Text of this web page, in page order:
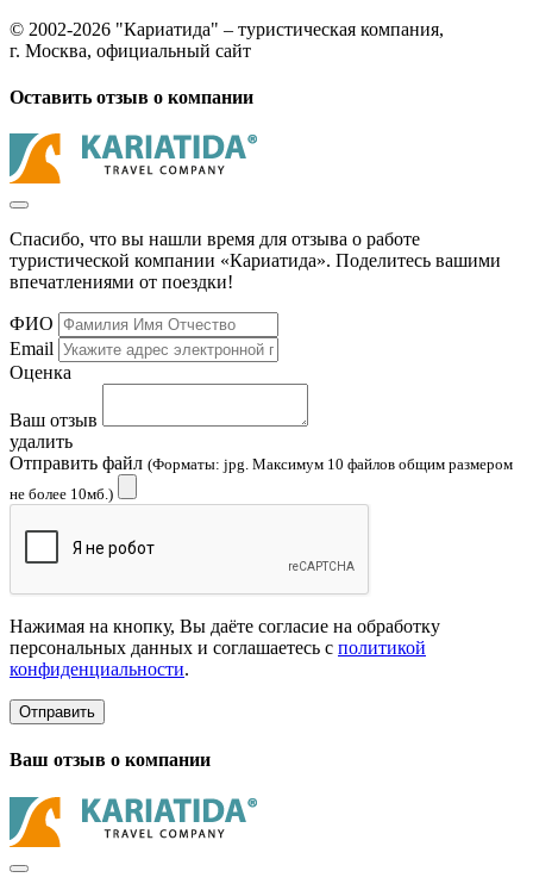
© 2002-2026 "Кариатида" – туристическая компания,
г. Москва, официальный сайт
Оставить отзыв о компании
Спасибо, что вы нашли время для отзыва о работе
туристической компании «Кариатида». Поделитесь вашими
впечатлениями от поездки!
ФИО
Email
Оценка
Ваш отзыв
удалить
Отправить файл (Форматы: jpg. Максимум 10 файлов общим размером
не более 10мб.)
Нажимая на кнопку, Вы даёте согласие на обработку
персональных данных и соглашаетесь с политикой
конфиденциальности.
Отправить
Ваш отзыв о компании